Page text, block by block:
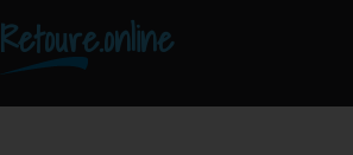
Retoure.online